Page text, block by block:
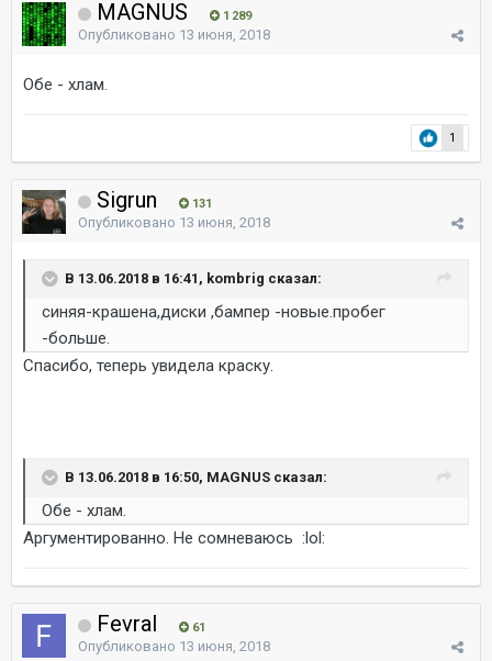
MAGNUS 1 289
Опубликовано 13 июня, 2018
Обе - хлам.
1
Sigrun 131
Опубликовано 13 июня, 2018
В 13.06.2018 в 16:41, kombrig сказал:
синяя-крашена,диски ,бампер -новые.пробег
-больше.
Спасибо, теперь увидела краску.
В 13.06.2018 в 16:50, MAGNUS сказал:
Обе - хлам.
Аргументированно. Не сомневаюсь :lol:
Fevral 61
Опубликовано 13 июня, 2018